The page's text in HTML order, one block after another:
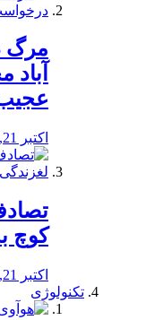
مرگ
اکتبر 21, 2019
کوچ
اکتبر 21, 2019
تکنولوژی